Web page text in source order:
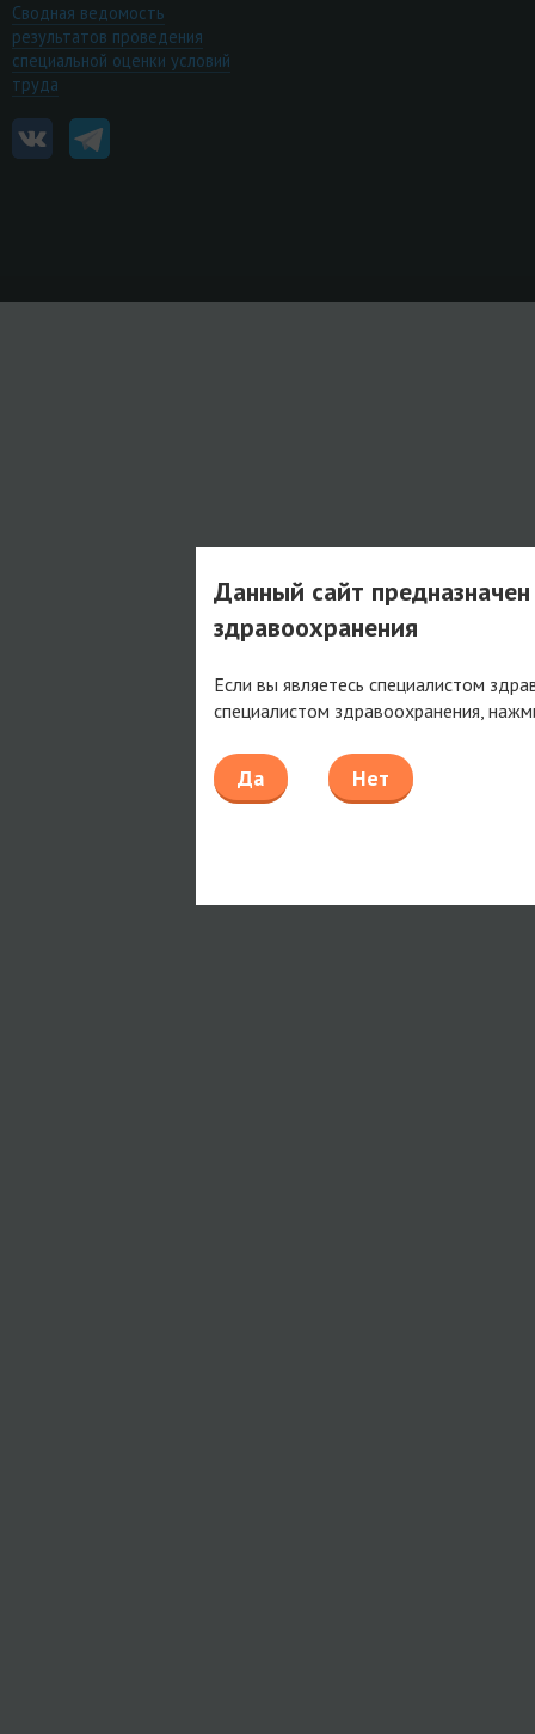
Сводная ведомость
результатов проведения
специальной оценки условий
труда
Данный сайт
здравоохранения
Если вы являетесь специалистом
специалистом здравоохранения,
Да Нет